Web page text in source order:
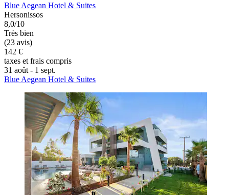
Blue Aegean Hotel & Suites
Hersonissos
8,0/10
Très bien
(23 avis)
142 €
taxes et frais compris
31 août - 1 sept.
Blue Aegean Hotel & Suites